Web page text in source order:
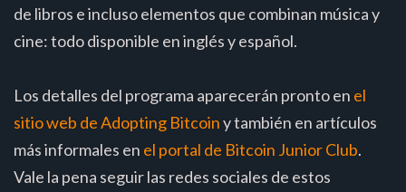
de libros e incluso elementos que combinan música y
cine: todo disponible en inglés y español.
Los detalles del programa aparecerán pronto en el
sitio web de Adopting Bitcoiny también en artículos
más informales en el portal de Bitcoin Junior Club.
Vale la pena seguir las redes sociales de estos